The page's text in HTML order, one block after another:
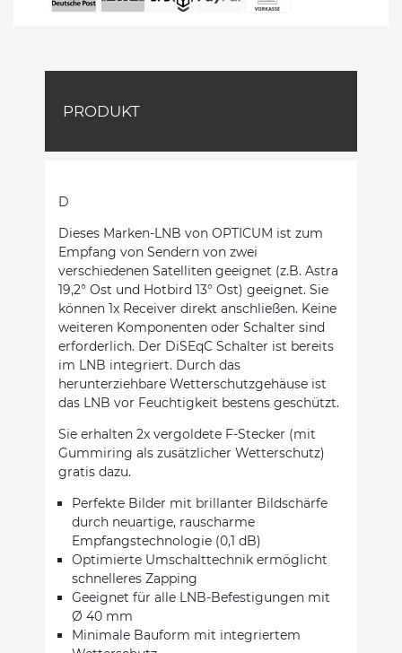
PRODUKT
D
Dieses Marken-LNB von OPTICUM ist zum
Empfang von Sendern von zwei
verschiedenen Satelliten geeignet (z.B. Astra
19,2° Ost und Hotbird 13° Ost) geeignet. Sie
können 1x Receiver direkt anschließen. Keine
weiteren Komponenten oder Schalter sind
erforderlich. Der DiSEqC Schalter ist bereits
im LNB integriert. Durch das
herunterziehbare Wetterschutzgehäuse ist
das LNB vor Feuchtigkeit bestens geschützt.
Sie erhalten 2x vergoldete F-Stecker (mit
Gummiring als zusätzlicher Wetterschutz)
gratis dazu.
Perfekte Bilder mit brillanter Bildschärfe
durch neuartige, rauscharme
Empfangstechnologie (0,1 dB)
Optimierte Umschalttechnik ermöglicht
schnelleres Zapping
Geeignet für alle LNB-Befestigungen mit
Ø 40 mm
Minimale Bauform mit integriertem